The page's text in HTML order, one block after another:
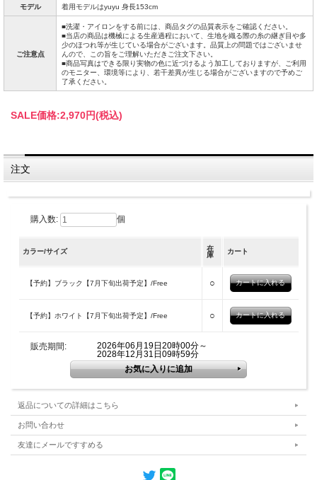
モデル 着用モデルはyuyu 身長153cm
ご注意点
■洗濯・アイロンをする前には、商品タグの品質表示をご確認ください。
■当店の商品は機械による生産過程において、生地を織る際の糸の継ぎ目や多
少のほつれ等が生じている場合がございます。品質上の問題ではございませ
んので、この旨をご理解いただきご注文下さい。
■商品写真はできる限り実物の色に近づけるよう加工しておりますが、ご利用
のモニター、環境等により、若干差異が生じる場合がございますので予めご
了承ください。
SALE価格:2,970円(税込)
注文
購入数: 個
カラー/サイズ
在
庫
カート
【予約】ブラック【7月下旬出荷予定】/Free ○
【予約】ホワイト【7月下旬出荷予定】/Free ○
販売期間:
2026年06月19日20時00分～
2028年12月31日09時59分
返品についての詳細はこちら
お問い合わせ
友達にメールですすめる